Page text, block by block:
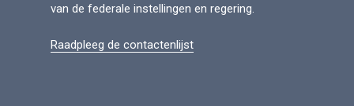
van de federale instellingen en regering.
Raadpleeg de contactenlijst